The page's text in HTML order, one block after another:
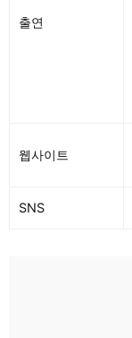
출연
웹사이트
SNS